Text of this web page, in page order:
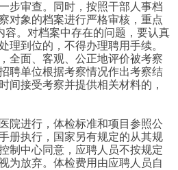
步审查。同时，按照干部人事档
对象的档案进行严格审核，重点
容。对档案中存在的问题，要认真
理到位的，不得办理聘用手续。
全面、客观、公正地评价被考察
聘单位根据考察情况作出考察结
间接受考察并提供相关材料的，
院进行，体检标准和项目参照公
册执行，国家另有规定的从其规
制中心同意，应聘人员不按规定
为放弃。体检费用由应聘人员自